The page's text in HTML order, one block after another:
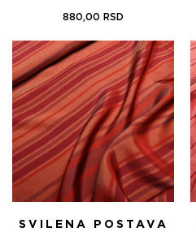
880,00 RSD
SVILENA POSTAVA